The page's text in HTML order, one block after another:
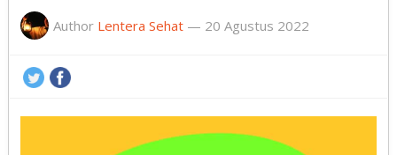
Author Lentera Sehat— 20 Agustus 2022